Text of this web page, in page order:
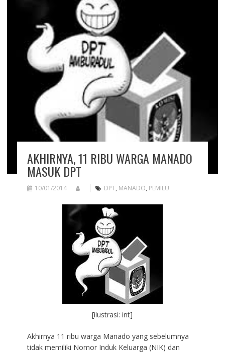
AKHIRNYA, 11 RIBU WARGA MANADO
MASUK DPT
10/01/2014 DPT, MANADO, PEMILU
[ilustrasi: int]
Akhirnya 11 ribu warga Manado yang sebelumnya
tidak memiliki Nomor Induk Keluarga (NIK) dan